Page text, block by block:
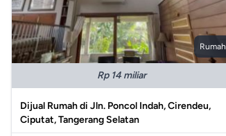
Rumah
Rp 14 miliar
Dijual Rumah di Jln. Poncol Indah, Cirendeu,
Ciputat, Tangerang Selatan